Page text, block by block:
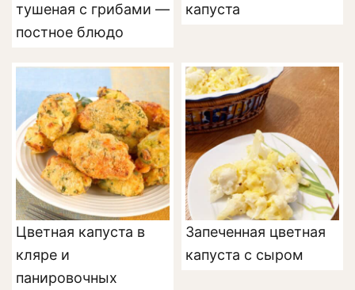
тушеная с грибами —
постное блюдо
капуста
Цветная капуста в
кляре и
панировочных
Запеченная цветная
капуста с сыром